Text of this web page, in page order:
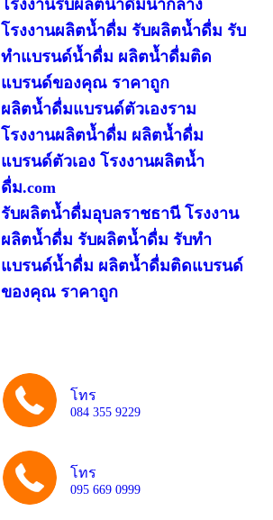
โรงงานรับผลิตน้ำดื่มนากลาง
โรงงานผลิตน้ำดื่ม รับผลิตน้ำดื่ม รับ
ทำแบรนด์น้ำดื่ม ผลิตน้ำดื่มติด
แบรนด์ของคุณ ราคาถูก
ผลิตน้ำดื่มแบรนด์ตัวเองราม
โรงงานผลิตน้ำดื่ม ผลิตน้ำดื่ม
แบรนด์ตัวเอง โรงงานผลิตน้ำ
ดื่ม.com
รับผลิตน้ำดื่มอุบลราชธานี โรงงาน
ผลิตน้ำดื่ม รับผลิตน้ำดื่ม รับทำ
แบรนด์น้ำดื่ม ผลิตน้ำดื่มติดแบรนด์
ของคุณ ราคาถูก
โทร
084 355 9229
โทร
095 669 0999